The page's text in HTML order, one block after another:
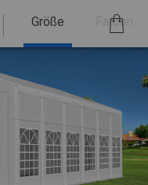
Größe Farben